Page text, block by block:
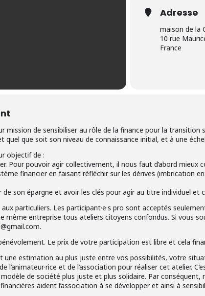
Adresse
maison de la
10 rue
France
mission de sensibiliser au rôle de la finance pour la
quel que soit son niveau de connaissance initial, et à une
objectif de :
Pour pouvoir agir collectivement, il nous faut d’abord mieux
financier en faisant réfléchir sur les dérives (imbrication
de son épargne et avoir les clés pour agir au titre individuel et
particuliers. Les participant·e·s pro sont acceptés
même entreprise tous ateliers citoyens confondus. Si vous
Le prix de votre participation est libre et cela
une estimation au plus juste entre vos possibilités, votre
l’animateur·rice et de l’association pour réaliser cet atelier.
de société plus juste et plus solidaire. Par conséquent,
aident l’association à se développer et ainsi à